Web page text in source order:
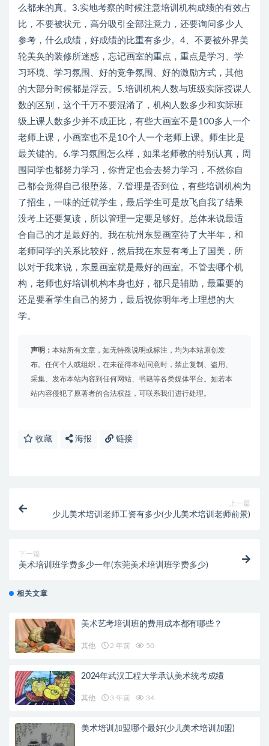
么都来的真。3.实地考察的时候注意培训机构成绩的有效占
比，不要被状元，高分吸引全部注意力，还要询问多少人
参考，什么成绩，好成绩的比重有多少。4、不要被外界美
轮美奂的装修所迷惑，忘记画室的重点，重点是学习、学
习环境、学习氛围、好的竞争氛围、好的激励方式，其他
的大部分时候都是浮云。5.培训机构人数与班级实际授课人
数的区别，这个千万不要混淆了，机构人数多少和实际班
级上课人数多少并不成正比，有些大画室不是100多人一个
老师上课，小画室也不是10个人一个老师上课。师生比是
最关键的。6.学习氛围怎么样，如果老师教的特别认真，周
围同学也都努力学习，你肯定也会去努力学习，不然你自
己都会觉得自己很堕落。7.管理是否到位，有些培训机构为
了招生，一味的迁就学生，最后学生可是放飞自我了结果
没考上还要复读，所以管理一定要足够好。总体来说最适
合自己的才是最好的。我在杭州东昱画室待了大半年，和
老师同学的关系比较好，然后我在东昱有考上了国美，所
以对于我来说，东昱画室就是最好的画室。不管去哪个机
构，老师也好培训机构本身也好，都只是辅助，最重要的
还是要看学生自己的努力，最后祝你明年考上理想的大
学。
声明： 本站所有文章，如无特殊说明或标注，均为本站原创发
布。任何个人或组织，在未征得本站同意时，禁止复制、盗用、
采集、发布本站内容到任何网站、书籍等各类媒体平台。如若本
站内容侵犯了原著者的合法权益，可联系我们进行处理。
收藏 海报 链接
上一篇
少儿美术培训老师工资有多少(少儿美术培训老师前景)
下一篇
美术培训班学费多少一年(东莞美术培训班学费多少)
相关文章
美术艺考培训班的费用成本都有哪些？
其他 2 年前 50
2024年武汉工程大学承认美术统考成绩
其他 3 年前 34
美术培训加盟哪个最好(少儿美术培训加盟)